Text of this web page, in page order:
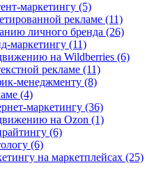
маркетингу (5)
рекламе (11)
личного бренда (26)
маркетингу (11)
на Wildberries (6)
рекламе (11)
менеджменту (8)
(4)
маркетингу (36)
на Ozon (1)
(6)
(6)
на маркетплейсах (25)